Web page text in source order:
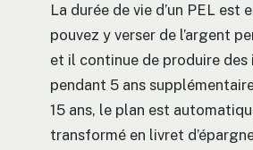
La durée de vie d’un PEL est
pouvez y verser de l’argent
et il continue de produire
pendant 5 ans
15 ans, le plan est
transformé en livret